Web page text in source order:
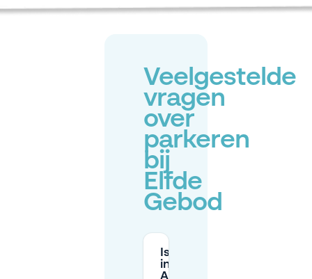
Veelgestelde
vragen
over
parkeren
bij
Elfde
Gebod
Is parkeren
in